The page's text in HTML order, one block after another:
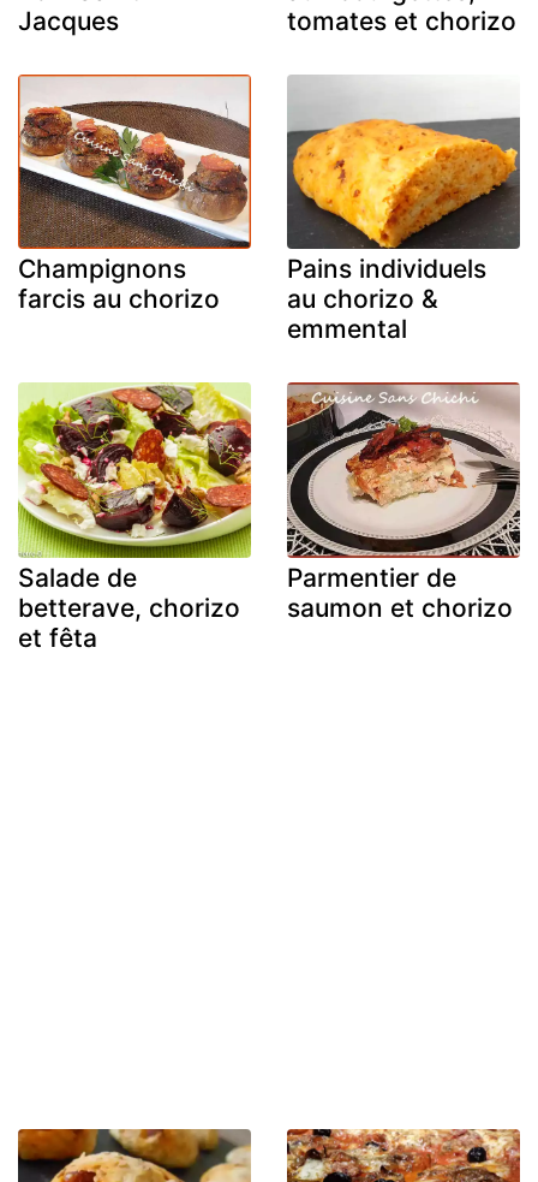
Jacques
tomates et chorizo
Champignons
farcis au chorizo
Pains individuels
au chorizo &
emmental
Salade de
betterave, chorizo
et fêta
Parmentier de
saumon et chorizo